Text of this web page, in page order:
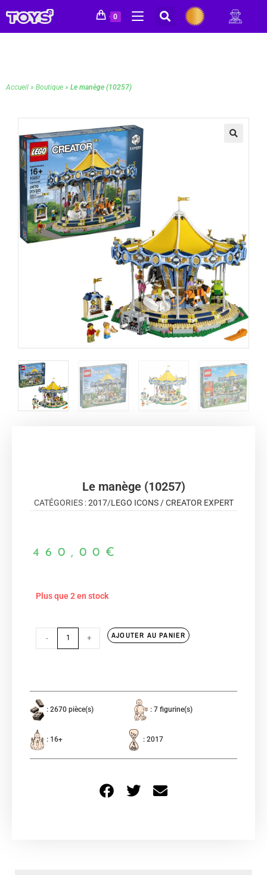
0
Accueil » Boutique » Le manège (10257)
Le manège (10257)
CATÉGORIES :2017/LEGO ICONS / CREATOR EXPERT
460,00 €
Plus que 2 en stock
- + AJOUTER AU PANIER
: 2670 pièce(s) : 7 figurine(s)
: 16+ : 2017